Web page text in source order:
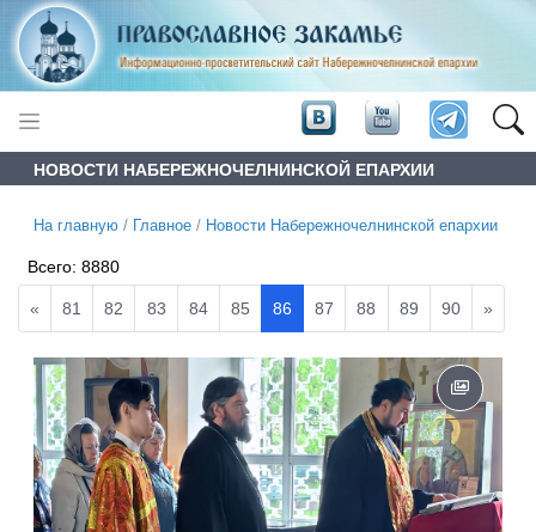
НОВОСТИ НАБЕРЕЖНОЧЕЛНИНСКОЙ ЕПАРХИИ
На главную / Главное / Новости Набережночелнинской епархии
Всего:8880
« 81 82 83 84 85 86 87 88 89 90 »